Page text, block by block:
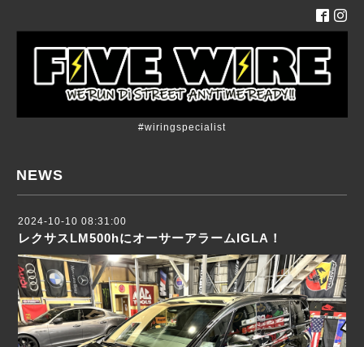
#wiringspecialist
NEWS
2024-10-10 08:31:00
レクサスLM500hにオーサーアラームIGLA！